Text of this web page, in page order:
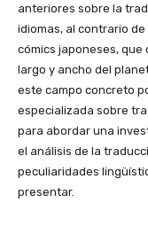
anteriores sobre la
idiomas, al contrario
cómics japoneses, que
largo y ancho del
este campo concreto
especializada sobre
para abordar una
el análisis de la
peculiaridades
presentar.